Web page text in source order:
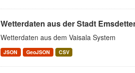
Wetterdaten aus der Stadt
Wetterdaten aus dem Vaisala System
JSON GeoJSON CSV